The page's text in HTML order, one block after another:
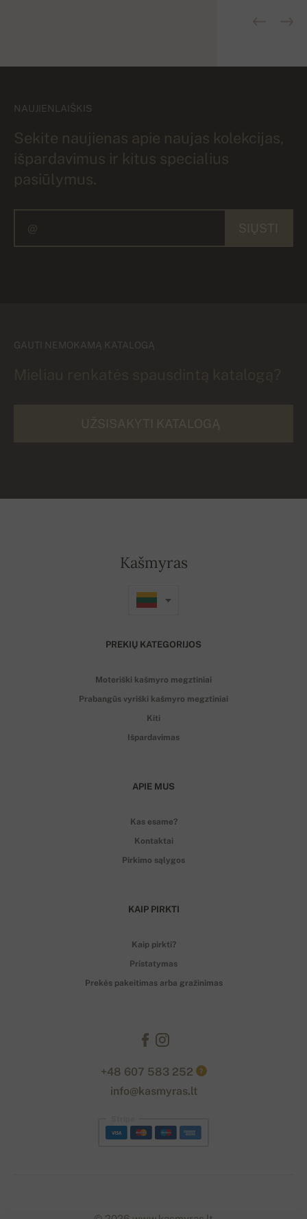
NAUJIENLAIŠKIS
Sekite naujienas apie naujas kolekcijas,
išpardavimus ir kitus specialius
pasiūlymus.
GAUTI NEMOKAMĄ KATALOGĄ
Kašmyras
PREKIŲ KATEGORIJOS
Moteriški kašmyro megztiniai
Prabangūs vyriški kašmyro megztiniai
Kiti
Išpardavimas
APIE MUS
Kas esame?
Kontaktai
Pirkimo sąlygos
KAIP PIRKTI
Kaip pirkti?
Pristatymas
Prekės pakeitimas arba gražinimas
+48 607 583 252 ?
info@kasmyras.lt